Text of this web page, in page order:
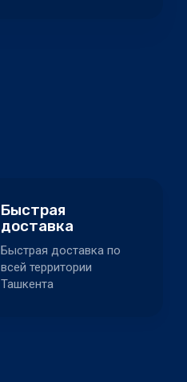
Быстрая
доставка
Быстрая доставка по
всей территории
Ташкента